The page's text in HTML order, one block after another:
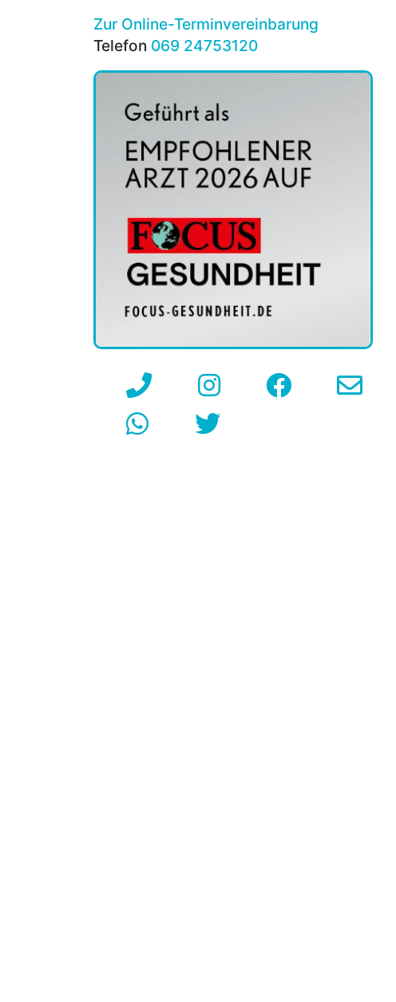
Zur Online-Terminvereinbarung
Telefon 069 24753120